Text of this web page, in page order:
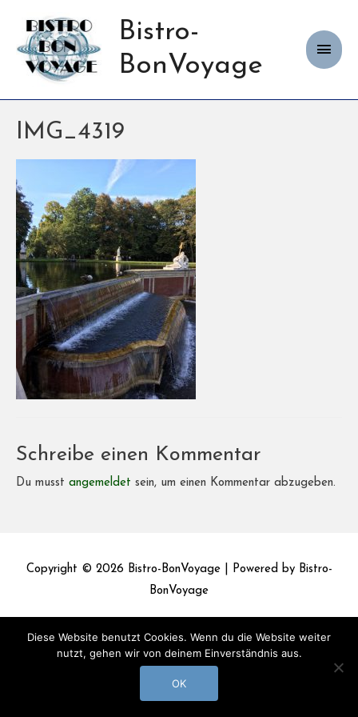
Bistro-
BonVoyage
IMG_4319
Schreibe einen Kommentar
Du musst angemeldet sein, um einen Kommentar abzugeben.
Copyright © 2026 Bistro-BonVoyage| Powered by Bistro-
BonVoyage
Diese Website benutzt Cookies. Wenn du die Website weiter
nutzt, gehen wir von deinem Einverständnis aus.
OK